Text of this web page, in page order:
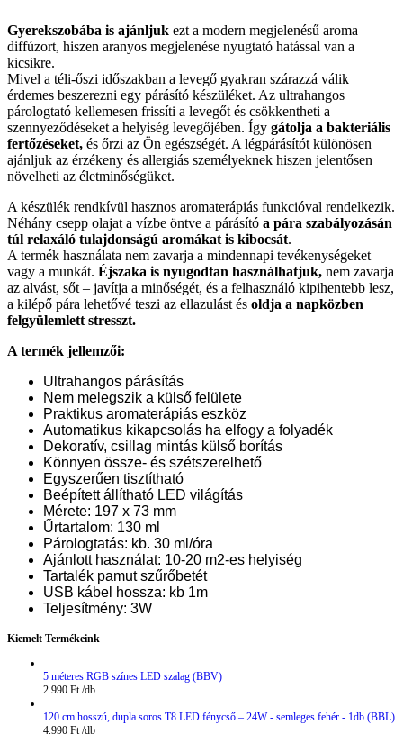
Gyerekszobába is ajánljuk ezt a modern megjelenésű aroma
diffúzort, hiszen aranyos megjelenése nyugtató hatással van a
kicsikre.
Mivel a téli-őszi időszakban a levegő gyakran szárazzá válik
érdemes beszerezni egy párásító készüléket. Az ultrahangos
párologtató kellemesen frissíti a levegőt és csökkentheti a
szennyeződéseket a helyiség levegőjében. Így gátolja a bakteriális
fertőzéseket, és őrzi az Ön egészségét. A légpárásítót különösen
ajánljuk az érzékeny és allergiás személyeknek hiszen jelentősen
növelheti az életminőségüket.
A készülék rendkívül hasznos aromaterápiás funkcióval rendelkezik.
Néhány csepp olajat a vízbe öntve a párásító a pára szabályozásán
túl relaxáló tulajdonságú aromákat is kibocsát.
A termék használata nem zavarja a mindennapi tevékenységeket
vagy a munkát. Éjszaka is nyugodtan használhatjuk, nem zavarja
az alvást, sőt – javítja a minőségét, és a felhasználó kipihentebb lesz,
a kilépő pára lehetővé teszi az ellazulást és oldja a napközben
felgyülemlett stresszt.
A termék jellemzői:
Ultrahangos párásítás
Nem melegszik a külső felülete
Praktikus aromaterápiás eszköz
Automatikus kikapcsolás ha elfogy a folyadék
Dekoratív, csillag mintás külső borítás
Könnyen össze- és szétszerelhető
Egyszerűen tisztítható
Beépített állítható LED világítás
Mérete: 197 x 73 mm
Űrtartalom: 130 ml
Párologtatás: kb. 30 ml/óra
Ajánlott használat: 10-20 m2-es helyiség
Tartalék pamut szűrőbetét
USB kábel hossza: kb 1m
Teljesítmény: 3W
Kiemelt Termékeink
5 méteres RGB színes LED szalag (BBV)
2.990 Ft
120 cm hosszú, dupla soros T8 LED fénycső – 24W - semleges fehér - 1db (BBL)
4.990 Ft